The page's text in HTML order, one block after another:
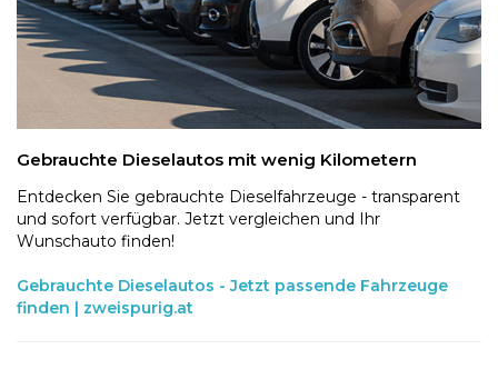
Gebrauchte Dieselautos mit wenig Kilometern
Entdecken Sie gebrauchte Dieselfahrzeuge - transparent
und sofort verfügbar. Jetzt vergleichen und Ihr
Wunschauto finden!
Gebrauchte Dieselautos - Jetzt passende Fahrzeuge
finden | zweispurig.at